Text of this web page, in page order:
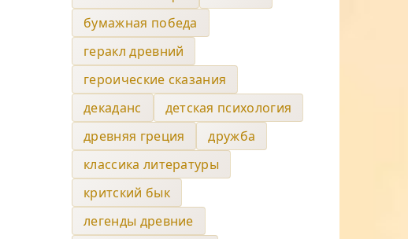
бумажная победа
геракл древний
героические сказания
декаданс
детская психология
древняя греция
дружба
классика литературы
критский бык
легенды древние